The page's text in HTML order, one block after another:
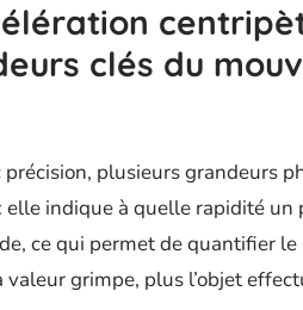
clés du
précision, plusieurs grandeurs
: elle indique à quelle rapidité un
ce qui permet de quantifier
grimpe, plus l’objet